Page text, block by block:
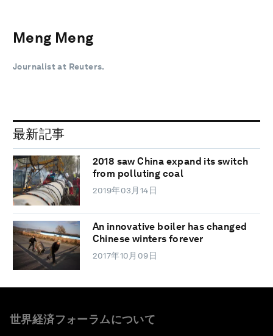
Meng Meng
Journalist at Reuters.
最新記事
2018 saw China expand its switch
from polluting coal
2019年03月14日
An innovative boiler has changed
Chinese winters forever
2017年10月09日
世界経済フォーラムについて